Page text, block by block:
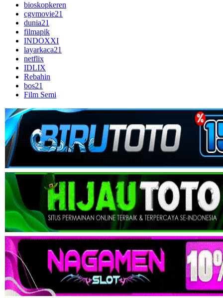
bioskopkeren
cgvmovie21
dunia21
filmapik
INDOXXI
layarkaca21
netflix
IDLIX
Rebahin
bos21
Film Semi